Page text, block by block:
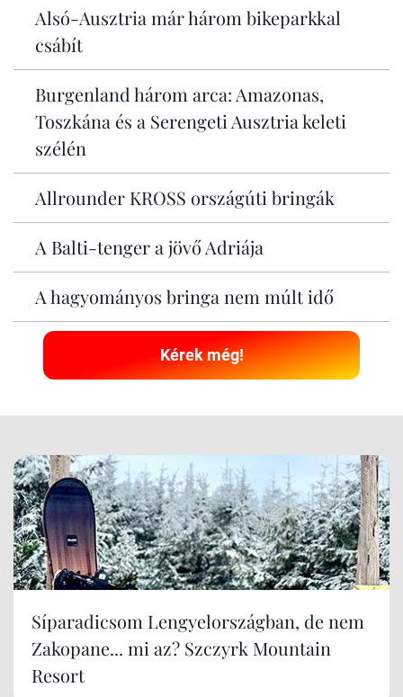
Alsó-Ausztria már három bikeparkkal
csábít
Burgenland három arca: Amazonas,
Toszkána és a Serengeti Ausztria keleti
szélén
Allrounder KROSS országúti bringák
A Balti-tenger a jövő Adriája
A hagyományos bringa nem múlt idő
Kérek még!
Síparadicsom Lengyelországban, de nem
Zakopane... mi az? Szczyrk Mountain
Resort